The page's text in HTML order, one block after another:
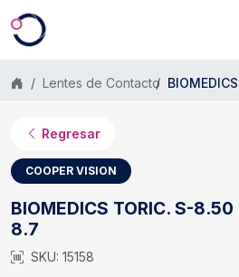
Saltar al contenido principal
Lentes de Contacto BIOMEDICS
Regresar
COOPER VISION
BIOMEDICS TORIC. S-
8.7
SKU: 15158